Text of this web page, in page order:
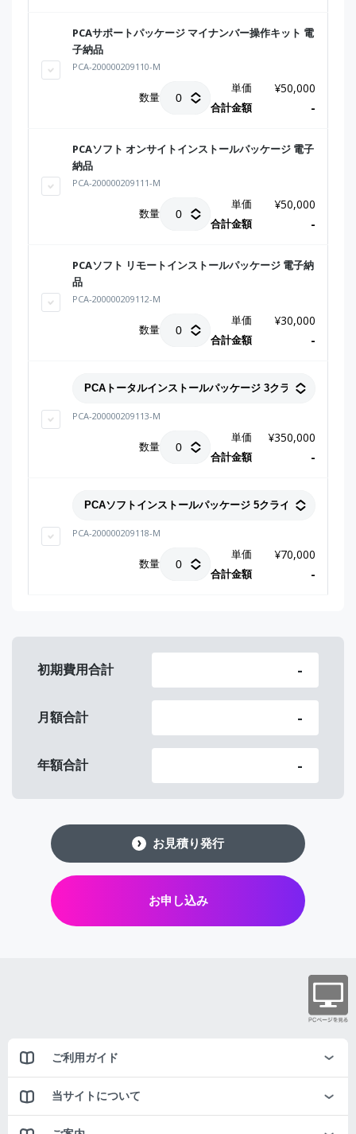
PCAサポートパッケージ マイナンバー操作キット 電
子納品
PCA-200000209110-M
数量
単価 ¥50,000
合計金額 -
PCAソフト オンサイトインストールパッケージ 電子
納品
PCA-200000209111-M
数量
単価 ¥50,000
合計金額 -
PCAソフト リモートインストールパッケージ 電子納
品
PCA-200000209112-M
数量
単価 ¥30,000
合計金額 -
PCA-200000209113-M
数量
単価 ¥350,000
合計金額 -
PCA-200000209118-M
数量
単価 ¥70,000
合計金額 -
初期費用合計 -
月額合計 -
年額合計 -
お見積り発行
お申し込み
ご利用ガイド
当サイトについて